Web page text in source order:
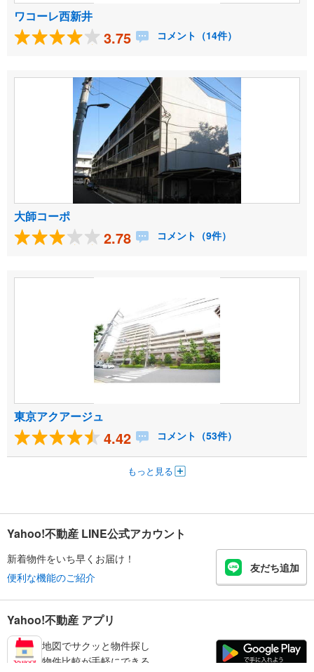
ワコーレ西新井
3.75 コメント（14件）
大師コーポ
2.78 コメント（9件）
東京アクアージュ
4.42 コメント（53件）
もっと見る
Yahoo!不動産 LINE公式アカウント
新着物件をいち早くお届け！
便利な機能のご紹介
友だち追加
Yahoo!不動産 アプリ
地図でサクッと物件探し
物件比較が手軽にできる